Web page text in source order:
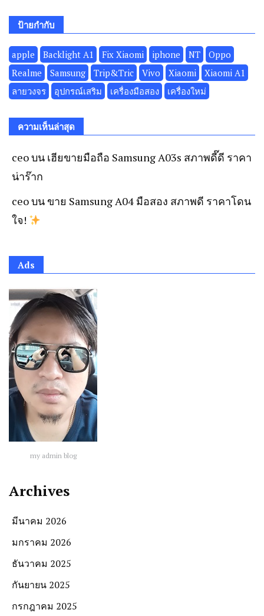
ป้ายกำกับ
apple Backlight A1 Fix Xiaomi iphone NT
Oppo
Realme
Samsung Trip&Tric Vivo Xiaomi
Xiaomi A1
ลายวงจร
อุปกรณ์เสริม เครื่องมือสอง เครื่องใหม่
ความเห็นล่าสุด
ceoบน เฮียขายมือถือ Samsung A03s สภาพดี๊ดี ราคา
น่าร๊าก
ceoบน ขาย Samsung A04 มือสอง สภาพดี ราคาโดน
ใจ!
Ads
my admin blog
Archives
มีนาคม 2026
มกราคม 2026
ธันวาคม 2025
กันยายน 2025
กรกฎาคม 2025